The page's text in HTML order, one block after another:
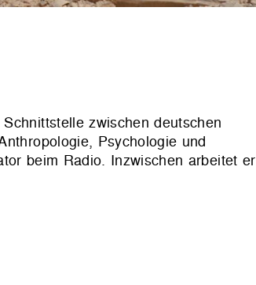
zwischen deutschen
Psychologie und
beim Radio. Inzwischen arbeitet er